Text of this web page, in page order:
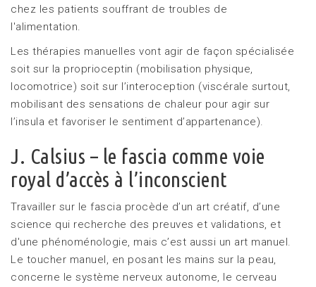
chez les patients souffrant de troubles de
l'alimentation.
Les thérapies manuelles vont agir de façon spécialisée
soit sur la proprioceptin (mobilisation physique,
locomotrice) soit sur l’interoception (viscérale surtout,
mobilisant des sensations de chaleur pour agir sur
l’insula et favoriser le sentiment d’appartenance).
J. Calsius – le fascia comme voie
royal d’accès à l’inconscient
Travailler sur le fascia procède d’un art créatif, d’une
science qui recherche des preuves et validations, et
d'une phénoménologie, mais c’est aussi un art manuel.
Le toucher manuel, en posant les mains sur la peau,
concerne le système nerveux autonome, le cerveau